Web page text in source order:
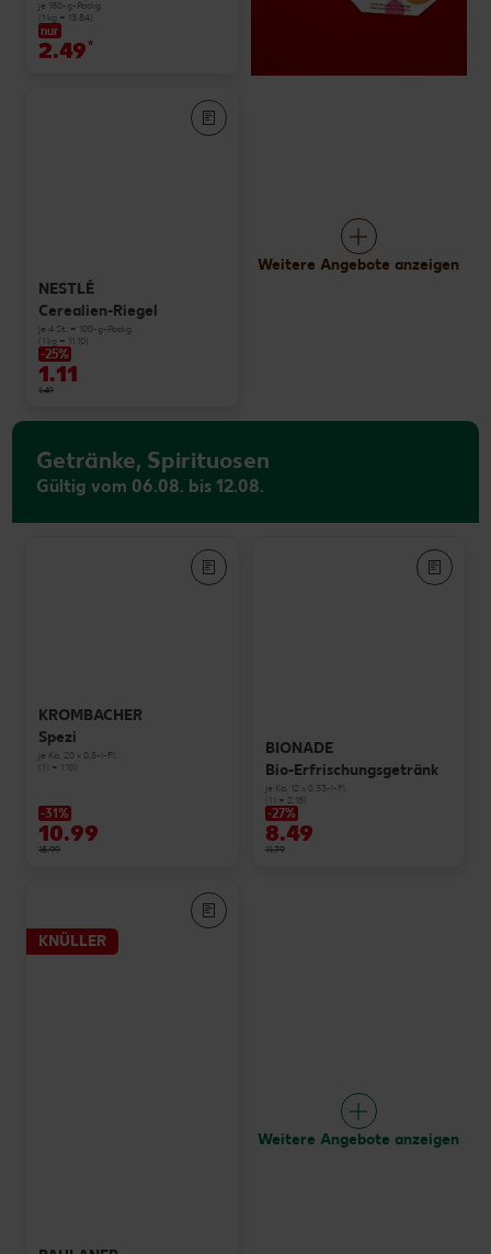
je 180-g-Packg.
(1 kg = 13.84)
nur
2.49*
NESTLÉ
Cerealien-Riegel
je 4 St. = 100-g-Packg.
(1 kg = 11.10)
-25%
1.11
1.49
Weitere Angebote anzeigen
Getränke, Spirituosen
Gültig vom 06.08. bis 12.08.
KROMBACHER
Spezi
je Ka. 20 x 0,5-l-Fl.
(1 l = 1.10)
-31%
10.99
15.99
BIONADE
Bio-Erfrischungsgetränk
je Ka. 12 x 0,33-l-Fl.
(1 l = 2.15)
-27%
8.49
11.79
KNÜLLER
Weitere Angebote anzeigen